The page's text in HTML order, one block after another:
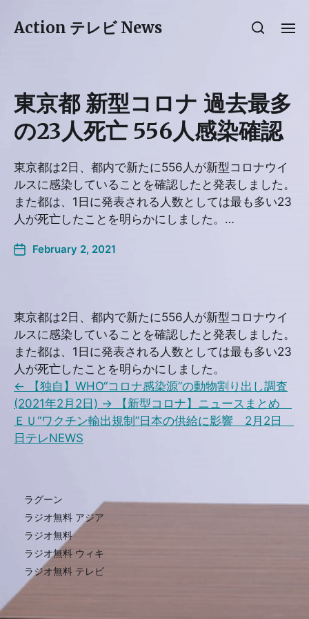
Action テレビ News
東京都 新型コロナ 過去最多
の23人死亡 556人感染確認
東京都は2日、都内で新たに556人が新型コロナウイ
ルスに感染していることを確認したと発表しました。
また都は、1日に発表される人数としては最も多い23
人が死亡したことを明らかにしました。…
February 2, 2021
東京都は2日、都内で新たに556人が新型コロナウイ
ルスに感染していることを確認したと発表しました。
また都は、1日に発表される人数としては最も多い23
人が死亡したことを明らかにしました。
←
【独自】WHO“コロナ感染源”の動物割り出し調査
(2021年2月2日) →
【新型コロナ】ニュースまとめ
ＥＵ“ワクチン輸出規制”日本の供給に影響 2月2日
日テレNEWS
ラグーン
ラジオ無料 アジア
ラジオ無料
ラジオ無料 ウィキ
ラジオ無料 テレビ